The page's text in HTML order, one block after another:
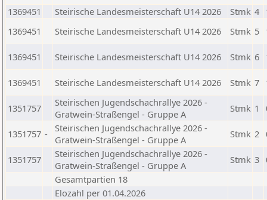
1369451
Steirische Landesmeisterschaft U14 2026 Stmk 4
1369451
Steirische Landesmeisterschaft U14 2026 Stmk 5
1369451 Steirische Landesmeisterschaft U14 2026 Stmk 6
1369451 Steirische Landesmeisterschaft U14 2026 Stmk 7
1351757
Steirischen Jugendschachrallye 2026 -
Gratwein-Straßengel - Gruppe A
Stmk 1
1351757 -
Steirischen Jugendschachrallye 2026 -
Gratwein-Straßengel - Gruppe A
Stmk 2
1351757
Steirischen Jugendschachrallye 2026 -
Gratwein-Straßengel - Gruppe A
Stmk 3
Gesamtpartien 18
Elozahl per 01.04.2026